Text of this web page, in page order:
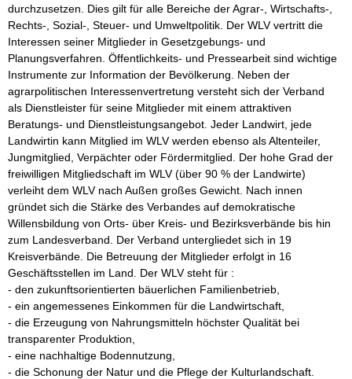
durchzusetzen. Dies gilt für alle Bereiche der Agrar-, Wirtschafts-,
Rechts-, Sozial-, Steuer- und Umweltpolitik. Der WLV vertritt die
Interessen seiner Mitglieder in Gesetzgebungs- und
Planungsverfahren. Öffentlichkeits- und Pressearbeit sind wichtige
Instrumente zur Information der Bevölkerung. Neben der
agrarpolitischen Interessenvertretung versteht sich der Verband
als Dienstleister für seine Mitglieder mit einem attraktiven
Beratungs- und Dienstleistungsangebot. Jeder Landwirt, jede
Landwirtin kann Mitglied im WLV werden ebenso als Altenteiler,
Jungmitglied, Verpächter oder Fördermitglied. Der hohe Grad der
freiwilligen Mitgliedschaft im WLV (über 90 % der Landwirte)
verleiht dem WLV nach Außen großes Gewicht. Nach innen
gründet sich die Stärke des Verbandes auf demokratische
Willensbildung von Orts- über Kreis- und Bezirksverbände bis hin
zum Landesverband. Der Verband untergliedet sich in 19
Kreisverbände. Die Betreuung der Mitglieder erfolgt in 16
Geschäftsstellen im Land. Der WLV steht für :
- den zukunftsorientierten bäuerlichen Familienbetrieb,
- ein angemessenes Einkommen für die Landwirtschaft,
- die Erzeugung von Nahrungsmitteln höchster Qualität bei
transparenter Produktion,
- eine nachhaltige Bodennutzung,
- die Schonung der Natur und die Pflege der Kulturlandschaft.